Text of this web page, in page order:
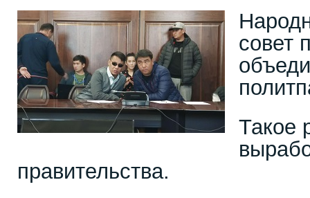
совет
Такое
правительства.